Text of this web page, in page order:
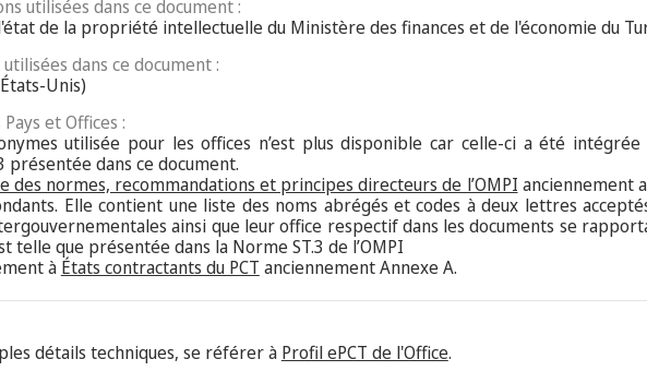
utilisées dans ce document :
de la propriété intellectuelle du Ministère des finances et de l'économie du
dans ce document :
Unis)
et Offices :
utilisée pour les offices n’est plus disponible car celle-ci a été
présentée dans ce document.
des normes, recommandations et principes directeurs de l’OMPI anciennement
Elle contient une liste des noms abrégés et codes à deux lettres
ainsi que leur office respectif dans les documents se
telle que présentée dans la Norme ST.3 de l’OMPI
à États contractants du PCT anciennement Annexe A.
détails techniques, se référer à Profil ePCT de l'Office.